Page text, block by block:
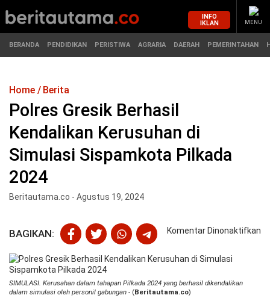
MASUK
BERANDA
PERISTIWA
OPINI
PENDIDIKAN
HUKUM
HIBURAN
INFO
IKLAN
MENU
BERANDA PENDIDIKAN PERISTIWA AGRARIA DAERAH PEMERINTAHAN
Home Berita
Polres Gresik Berhasil
Kendalikan Kerusuhan di
Simulasi Sispamkota Pilkada
2024
Beritautama.co - Agustus 19, 2024
BAGIKAN: Komentar Dinonaktifkan
SIMULASI. Kerusahan dalam tahapan Pilkada 2024 yang berhasil dikendalikan
dalam simulasi oleh personil gabungan - (Beritautama.co)